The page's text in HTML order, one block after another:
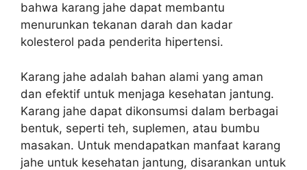
bahwa karang jahe dapat membantu
menurunkan tekanan darah dan kadar
kolesterol pada penderita hipertensi.
Karang jahe adalah bahan alami yang aman
dan efektif untuk menjaga kesehatan jantung.
Karang jahe dapat dikonsumsi dalam berbagai
bentuk, seperti teh, suplemen, atau bumbu
masakan. Untuk mendapatkan manfaat karang
jahe untuk kesehatan jantung, disarankan untuk